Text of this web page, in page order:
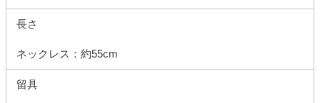
長さ
ネックレス：約55cm
留具